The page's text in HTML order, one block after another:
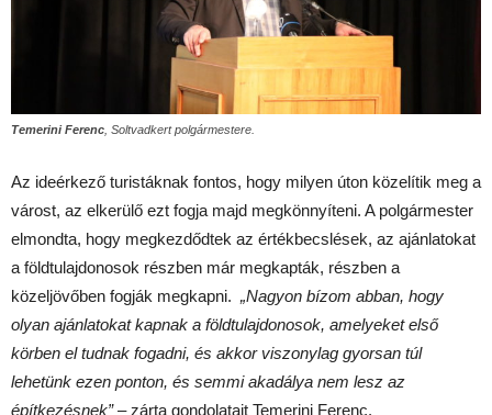
Temerini Ferenc , Soltvadkert polgármestere.
Az ideérkező turistáknak fontos, hogy milyen úton közelítik meg a
várost, az elkerülő ezt fogja majd megkönnyíteni. A polgármester
elmondta, hogy megkezdődtek az értékbecslések, az ajánlatokat
a földtulajdonosok részben már megkapták, részben a
közeljövőben fogják megkapni. „Nagyon bízom abban, hogy
olyan ajánlatokat kapnak a földtulajdonosok, amelyeket első
körben el tudnak fogadni, és akkor viszonylag gyorsan túl
lehetünk ezen ponton, és semmi akadálya nem lesz az
építkezésnek”– zárta gondolatait Temerini Ferenc.